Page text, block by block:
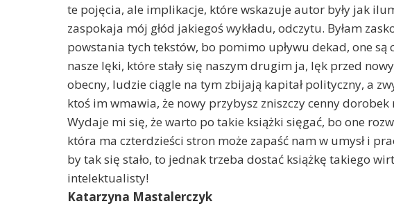
te pojęcia, ale implikacje, które wskazuje autor były jak
zaspokaja mój głód jakiegoś wykładu, odczytu. Byłam
powstania tych tekstów, bo pomimo upływu dekad, one są
nasze lęki, które stały się naszym drugim ja, lęk przed
obecny, ludzie ciągle na tym zbijają kapitał polityczny, a
ktoś im wmawia, że nowy przybysz zniszczy cenny dorobek
Wydaje mi się, że warto po takie książki sięgać, bo one
która ma czterdzieści stron może zapaść nam w umysł i
by tak się stało, to jednak trzeba dostać książkę takiego
intelektualisty!
Katarzyna Mastalerczyk